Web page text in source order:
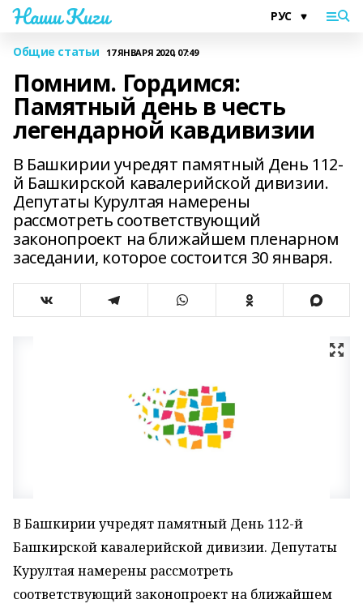
Наши Киги
Общие статьи 17 ЯНВАРЯ 2020, 07:49
Помним. Гордимся:
Памятный день в честь
легендарной кавдивизии
В Башкирии учредят памятный День 112-
й Башкирской кавалерийской дивизии.
Депутаты Курултая намерены
рассмотреть соответствующий
законопроект на ближайшем пленарном
заседании, которое состоится 30 января.
В Башкирии учредят памятный День 112-й
Башкирской кавалерийской дивизии. Депутаты
Курултая намерены рассмотреть
соответствующий законопроект на ближайшем